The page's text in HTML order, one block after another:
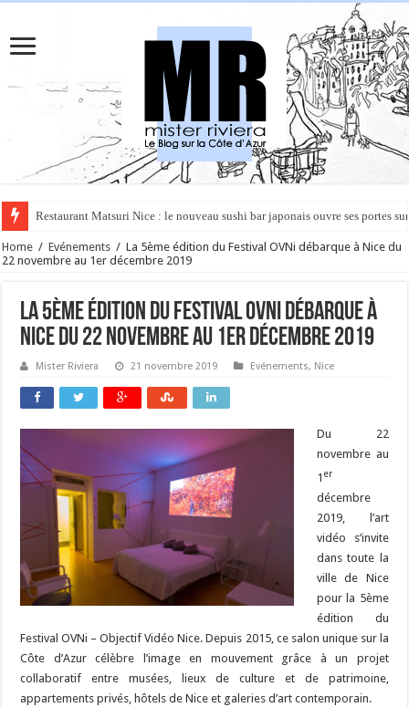
Rüya à Cannes : le restaurant éphémère de l’Hôtel Carlton pour un
Home / Evénements / La 5ème édition du Festival OVNi débarque à Nice du
22 novembre au 1er décembre 2019
La 5ème édition du Festival OVNi débarque à
Nice du 22 novembre au 1er décembre 2019
Mister Riviera 21 novembre 2019 Evénements, Nice
Du 22
novembre au
1 er
décembre
2019, l’art
vidéo s’invite
dans toute la
ville de Nice
pour la 5ème
édition du
Festival OVNi – Objectif Vidéo Nice. Depuis 2015, ce salon unique sur la
Côte d’Azur célèbre l’image en mouvement grâce à un projet
collaboratif entre musées, lieux de culture et de patrimoine,
appartements privés, hôtels de Nice et galeries d’art contemporain.